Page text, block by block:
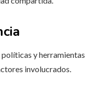
y herramientas
involucrados.